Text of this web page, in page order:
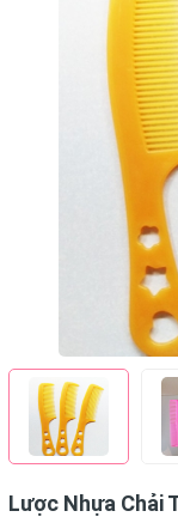
Lược Nhựa Chải